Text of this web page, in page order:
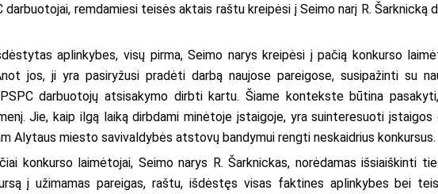
darbuotojai, remdamiesi teisės aktais raštu kreipėsi į Seimo narį R.
aplinkybes, visų pirma, Seimo narys kreipėsi į pačią konkurso
jos, ji yra pasiryžusi pradėti darbą naujose pareigose, susipažinti su
darbuotojų atsisakymo dirbti kartu. Šiame kontekste būtina
Jie, kaip ilgą laiką dirbdami minėtoje įstaigoje, yra suinteresuoti
Alytaus miesto savivaldybės atstovų bandymui rengti neskaidrius konkursus.
konkurso laimėtojai, Seimo narys R. Šarknickas, norėdamas išsiaiškinti
į užimamas pareigas, raštu, išdėstęs visas faktines aplinkybes bei